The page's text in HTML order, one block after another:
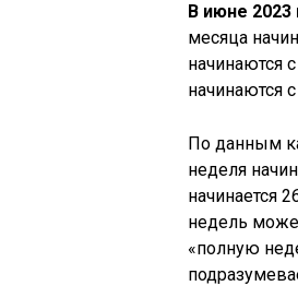
В июне
месяца
начинаются
начинаются
По данным
неделя
начинается
недель
«полную